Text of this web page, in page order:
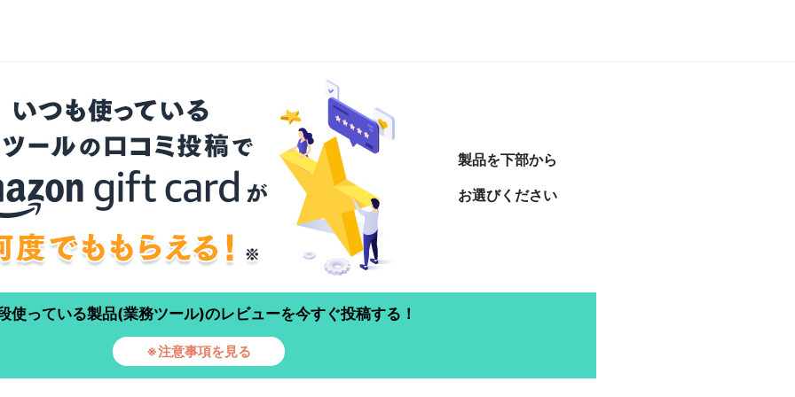
製品を下部から
お選びください
使っている製品(業務ツール)のレビューを今すぐ投稿する！
※注意事項を見る